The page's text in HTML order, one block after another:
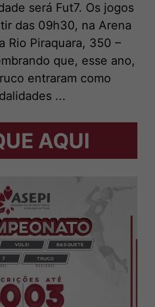
será Fut7. Os jogos
das 09h30, na Arena
Rio Piraquara, 350 –
que, esse ano,
entraram como
...
AQUI